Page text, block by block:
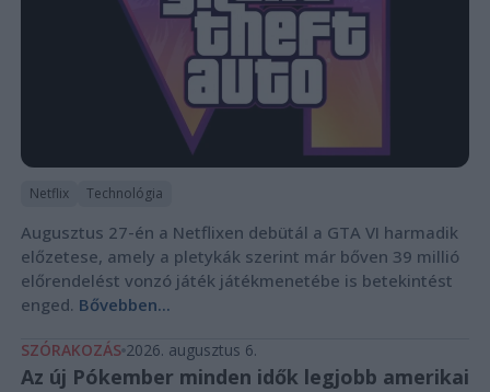
Netflix Technológia
Augusztus 27-én a Netflixen debütál a GTA VI harmadik
előzetese, amely a pletykák szerint már bőven 39 millió
előrendelést vonzó játék játékmenetébe is betekintést
enged. Bővebben...
SZÓRAKOZÁS 2026. augusztus 6.
Az új Pókember minden idők legjobb amerikai